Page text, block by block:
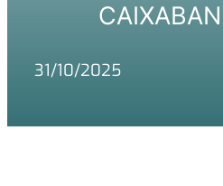
31/10/2025